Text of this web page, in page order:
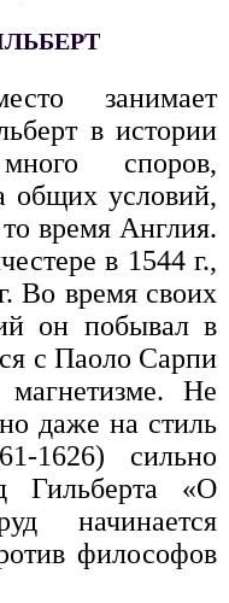
занимает
в истории
споров,
общих условий,
время Англия.
в 1544 г.,
Во время своих
он побывал в
с Паоло Сарпи
Не
даже на стиль
1626) сильно
Гильберта «О
начинается
философов